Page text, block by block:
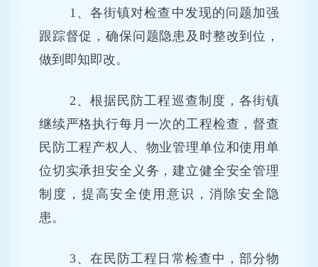
1、各街镇对检查中发现的问题加强
跟踪督促，确保问题隐患及时整改到位，
做到即知即改。
2、根据民防工程巡查制度，各街镇
继续严格执行每月一次的工程检查，督查
民防工程产权人、物业管理单位和使用单
位切实承担安全义务，建立健全安全管理
制度，提高安全使用意识，消除安全隐
患。
3、在民防工程日常检查中，部分物